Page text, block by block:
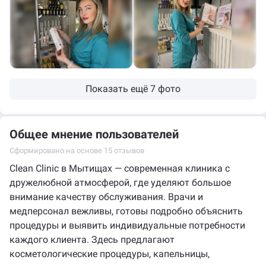
Без варикоза 5000 — 22 500 ₽
Здоровый сон 4000 — 18 000 ₽
Очищение+ 4000 — 18 000 ₽
Показать ещё 7 фото
Общее мнение пользователей
Сформировано на основе 15 отзывов
Clean Clinic в Мытищах — современная клиника с
дружелюбной атмосферой, где уделяют большое
внимание качеству обслуживания. Врачи и
медперсонал вежливы, готовы подробно объяснить
процедуры и выявить индивидуальные потребности
каждого клиента. Здесь предлагают
косметологические процедуры, капельницы,